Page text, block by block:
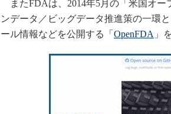
またFDAは、2014年5月の「米国オー
ンデータ／ビッグデータ推進策の一環
ール情報などを公開する「 OpenFDA 」